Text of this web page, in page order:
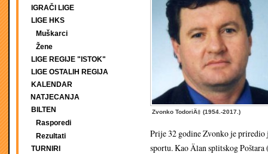
IGRAČI LIGE
LIGE HKS
Muškarci
Žene
LIGE REGIJE "ISTOK"
LIGE OSTALIH REGIJA
KALENDAR
NATJECANJA
BILTEN
Rasporedi
Rezultati
TURNIRI
Zvonko TodoriÄ‡ (1954.-2017.)
Prije 32 godine Zvonko je priredio
sportu. Kao Älan splitskog